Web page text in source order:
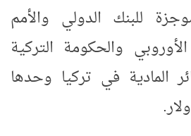
للبنك الدولي والأمم
والحكومة التركية
المادية في تركيا وحدها